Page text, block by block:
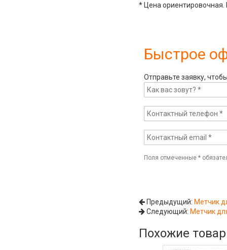
* Цена ориентировочная.
Быстрое
Отправьте заявку,
Поля отмеченные*
Предыдущий: Метчик
Следующий: Метчик
Похожие